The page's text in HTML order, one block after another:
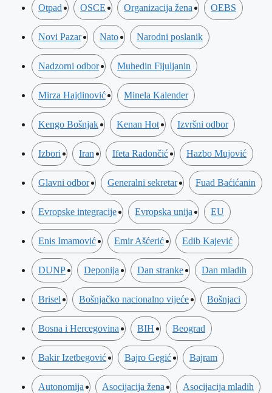
Otpad OSCE Organizacija žena OEBS
Novi Pazar Nato Narodni poslanik
Nadzorni odbor Muhedin Fijuljanin
Mirza Hajdinović Minela Kalender
Kengo Bošnjak Kenan Hot Izvršni odbor
Izbori Iran Ifeta Radončić Hazbo Mujović
Glavni odbor Generalni sekretar Fuad Baćićanin
Evropske integracije Evropska unija EU
Enis Imamović Emir Ašćerić Edib Kajević
DUNP Deponija Dan stranke Dan mladih
Brisel Bošnjačko nacionalno vijeće Bošnjaci
Bosna i Hercegovina BIH Beograd
Bakir Izetbegović Bajro Gegić Bajram
Autonomija Asocijacija žena Asocijacija mladih